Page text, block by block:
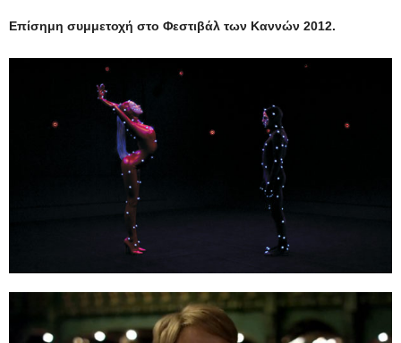
Επίσημη συμμετοχή στο Φεστιβάλ των Καννών 2012.